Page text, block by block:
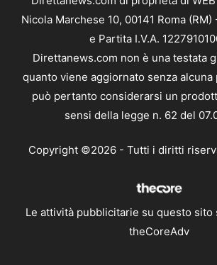
Nicola Marchese 10, 00141 Roma
e Partita I.V.A.
Direttanews.com non è una testata
quanto viene aggiornato senza alcuna
può pertanto considerarsi un
sensi della legge n. 62 del
Copyright ©2026 - Tutti i diritti
Le attività pubblicitarie su questo sito
theCoreAdv